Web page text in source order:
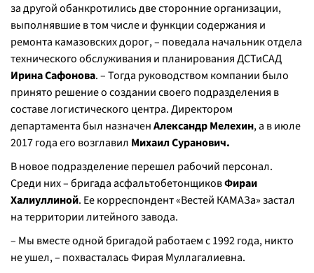
за другой обанкротились две сторонние организации,
выполнявшие в том числе и функции содержания и
ремонта камазовских дорог, – поведала начальник отдела
технического обслуживания и планирования ДСТиСАД
Ирина Сафонова. – Тогда руководством компании было
принято решение о создании своего подразделения в
составе логистического центра. Директором
департамента был назначенАлександр Мелехин, а в июле
2017 года его возглавил Михаил Суранович.
В новое подразделение перешел рабочий персонал.
Среди них – бригада асфальтобетонщиковФираи
Халиуллиной. Ее корреспондент «Вестей КАМАЗа» застал
на территории литейного завода.
– Мы вместе одной бригадой работаем с 1992 года, никто
не ушел, – похвасталась Фирая Муллагалиевна.